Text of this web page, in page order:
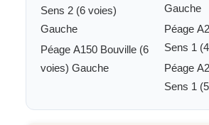
Sens 2 (6 voies)
Gauche
Péage A150 Bouville (6
voies) Gauche
Gauche
Péage
Sens 1
Péage
Sens 1